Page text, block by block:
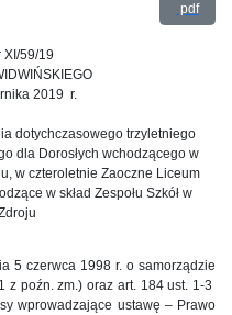
pdf
XI/59/19
2019 r.
dotychczasowego trzyletniego
dla Dorosłych wchodzącego w
w czteroletnie Zaoczne Liceum
w skład Zespołu Szkół w
5 czerwca 1998 r. o samorządzie
z poźn. zm.) oraz art. 184 ust. 1-3
wprowadzające ustawę – Prawo